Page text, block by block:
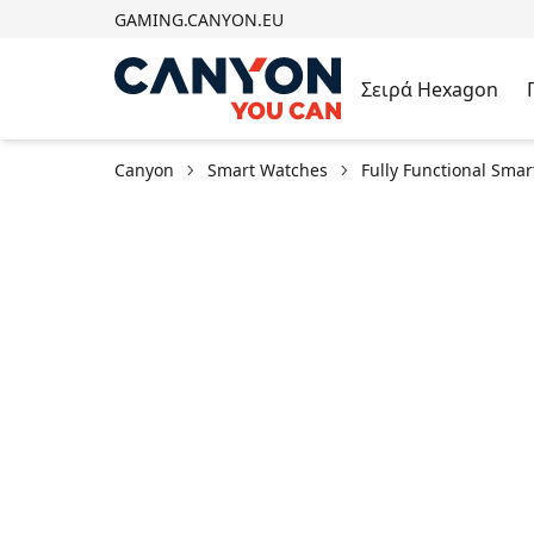
GAMING.CANYON.EU
Σειρά Hexagon
Canyon Smart Watches Fully Functional